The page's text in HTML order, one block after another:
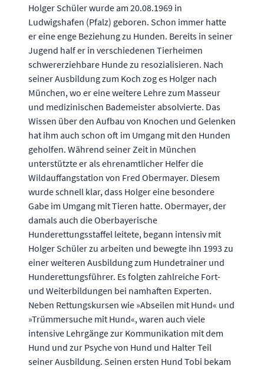
Holger Schüler wurde am 20.08.1969 in
Ludwigshafen (Pfalz) geboren. Schon immer hatte
er eine enge Beziehung zu Hunden. Bereits in seiner
Jugend half er in verschiedenen Tierheimen
schwererziehbare Hunde zu resozialisieren. Nach
seiner Ausbildung zum Koch zog es Holger nach
München, wo er eine weitere Lehre zum Masseur
und medizinischen Bademeister absolvierte. Das
Wissen über den Aufbau von Knochen und Gelenken
hat ihm auch schon oft im Umgang mit den Hunden
geholfen. Während seiner Zeit in München
unterstützte er als ehrenamtlicher Helfer die
Wildauffangstation von Fred Obermayer. Diesem
wurde schnell klar, dass Holger eine besondere
Gabe im Umgang mit Tieren hatte. Obermayer, der
damals auch die Oberbayerische
Hunderettungsstaffel leitete, begann intensiv mit
Holger Schüler zu arbeiten und bewegte ihn 1993 zu
einer weiteren Ausbildung zum Hundetrainer und
Hunderettungsführer. Es folgten zahlreiche Fort-
und Weiterbildungen bei namhaften Experten.
Neben Rettungskursen wie »Abseilen mit Hund« und
»Trümmersuche mit Hund«, waren auch viele
intensive Lehrgänge zur Kommunikation mit dem
Hund und zur Psyche von Hund und Halter Teil
seiner Ausbildung. Seinen ersten Hund Tobi bekam